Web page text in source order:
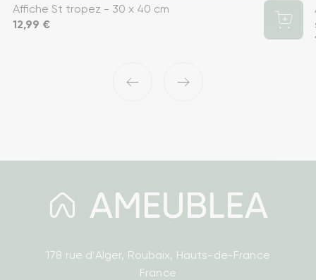
Affiche St tropez - 30 x 40 cm
Prix
12,99 €
‹ ›
178 rue d'Alger, Roubaix, Hauts-de-France
France